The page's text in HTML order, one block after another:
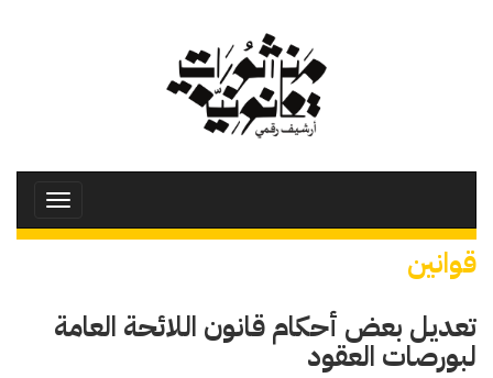
Toggle
قوانين
تعديل بعض أحكام قانون اللائحة العامة
لبورصات العقود